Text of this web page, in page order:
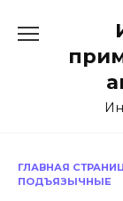
содержанию
ГЛАВНАЯ
ПОДЪЯЗЫЧНЫЕ